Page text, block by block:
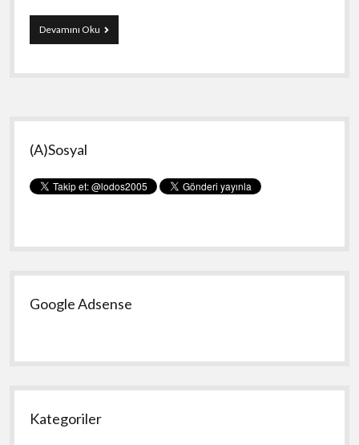
Devamını OkuYeni
Makine
Yan
Menü
(A)Sosyal
Google Adsense
Kategoriler